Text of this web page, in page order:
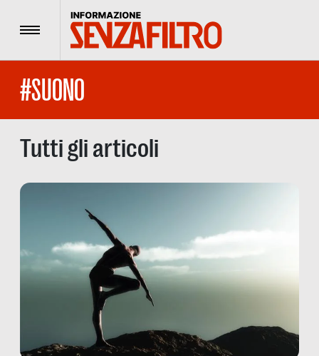
Menu
#SUONO
Tutti gli articoli